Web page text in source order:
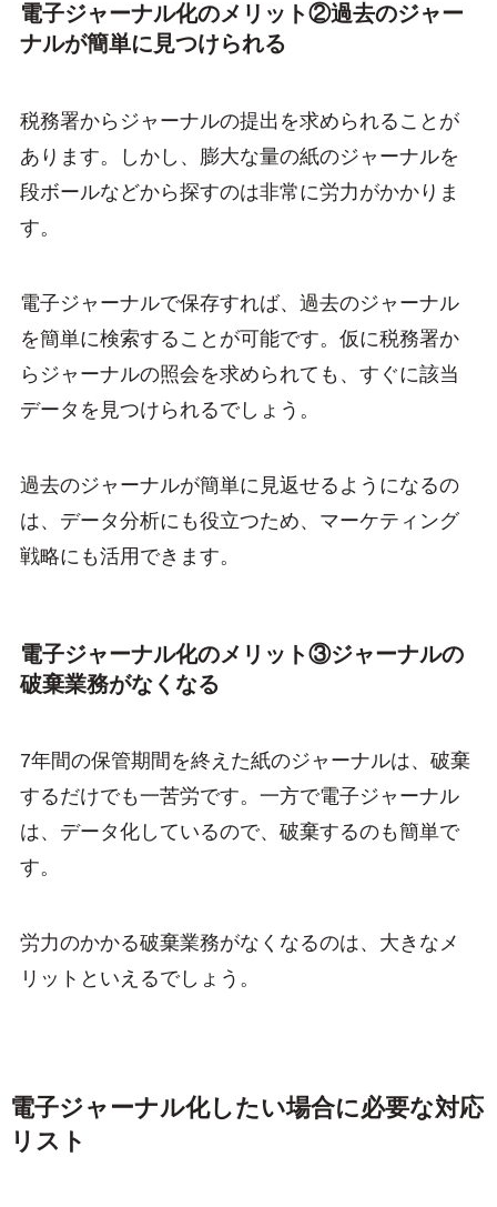
電子ジャーナル化のメリット②過去のジャー
ナルが簡単に見つけられる
税務署からジャーナルの提出を求められることが
あります。しかし、膨大な量の紙のジャーナルを
段ボールなどから探すのは非常に労力がかかりま
す。
電子ジャーナルで保存すれば、過去のジャーナル
を簡単に検索することが可能です。仮に税務署か
らジャーナルの照会を求められても、すぐに該当
データを見つけられるでしょう。
過去のジャーナルが簡単に見返せるようになるの
は、データ分析にも役立つため、マーケティング
戦略にも活用できます。
電子ジャーナル化のメリット③ジャーナルの
破棄業務がなくなる
7年間の保管期間を終えた紙のジャーナルは、破棄
するだけでも一苦労です。一方で電子ジャーナル
は、データ化しているので、破棄するのも簡単で
す。
労力のかかる破棄業務がなくなるのは、大きなメ
リットといえるでしょう。
電子ジャーナル化したい場合に必要な対応
リスト